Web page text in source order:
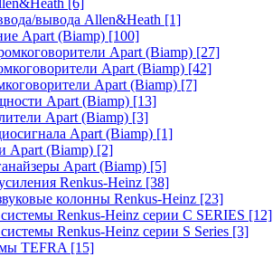
[6]
вывода Allen&Heath [1]
Apart (Biamp) [100]
Apart (Biamp) [27]
Apart (Biamp) [42]
Apart (Biamp) [7]
Apart (Biamp) [13]
Apart (Biamp) [3]
Apart (Biamp) [1]
Apart (Biamp) [2]
Apart (Biamp) [5]
Renkus-Heinz [38]
колонны Renkus-Heinz [23]
Renkus-Heinz серии C SERIES [12]
Renkus-Heinz серии S Series [3]
TEFRA [15]